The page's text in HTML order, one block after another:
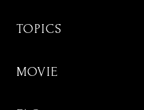
TOPICS
MOVIE